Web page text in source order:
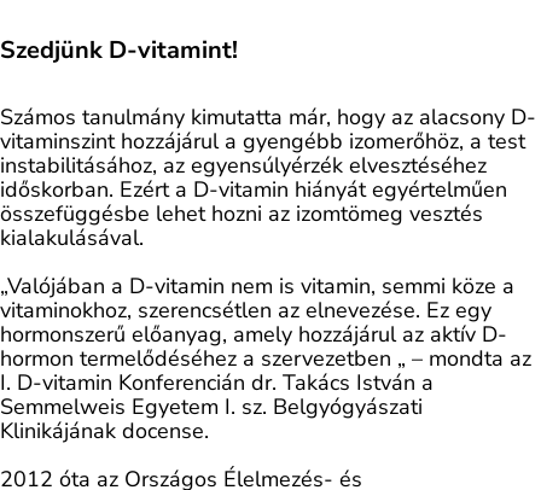
Szedjünk D-vitamint!
Számos tanulmány kimutatta már, hogy az alacsony D-
vitaminszint hozzájárul a gyengébb izomerőhöz, a test
instabilitásához, az egyensúlyérzék elvesztéséhez
időskorban. Ezért a D-vitamin hiányát egyértelműen
összefüggésbe lehet hozni az izomtömeg vesztés
kialakulásával.
„Valójában a D-vitamin nem is vitamin, semmi köze a
vitaminokhoz, szerencsétlen az elnevezése. Ez egy
hormonszerű előanyag, amely hozzájárul az aktív D-
hormon termelődéséhez a szervezetben „ – mondta az
I. D-vitamin Konferencián dr. Takács István a
Semmelweis Egyetem I. sz. Belgyógyászati
Klinikájának docense.
2012 óta az Országos Élelmezés- és